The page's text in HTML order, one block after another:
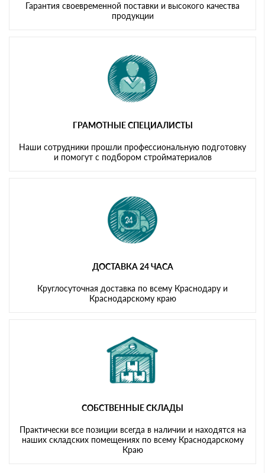
Гарантия своевременной поставки и высокого качества
продукции
ГРАМОТНЫЕ СПЕЦИАЛИСТЫ
Наши сотрудники прошли профессиональную подготовку
и помогут с подбором стройматериалов
ДОСТАВКА 24 ЧАСА
Круглосуточная доставка по всему Краснодару и
Краснодарскому краю
СОБСТВЕННЫЕ СКЛАДЫ
Практически все позиции всегда в наличии и находятся на
наших складских помещениях по всему Краснодарскому
Краю